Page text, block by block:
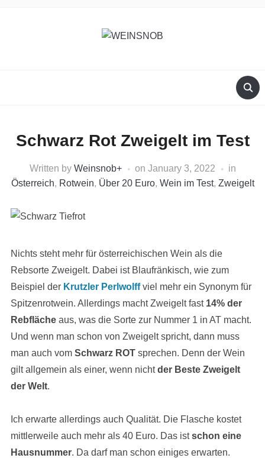
Schwarz Rot Zweigelt im Test
Written by Weinsnob+ on January 3, 2022
in
Österreich, Rotwein, Über 20 Euro, Wein im Test, Zweigelt
Nichts steht mehr für österreichischen Wein als die
Rebsorte Zweigelt. Dabei ist Blaufränkisch, wie zum
Beispiel der Krutzler Perlwolffviel mehr ein Synonym für
Spitzenrotwein. Allerdings macht Zweigelt fast 14% der
Rebflächeaus, was die Sorte zur Nummer 1 in AT macht.
Und wenn man schon von Zweigelt spricht, dann muss
man auch vom Schwarz ROTsprechen. Denn der Wein
gilt allgemein als einer, wenn nichtder Beste Zweigelt
der Welt.
Ich erwarte allerdings auch Qualität. Die Flasche kostet
mittlerweile auch mehr als 40 Euro. Das istschon eine
Hausnummer. Da darf man schon einiges erwarten.